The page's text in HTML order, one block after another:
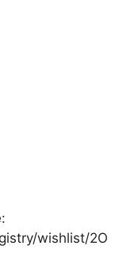
wishlist/2O